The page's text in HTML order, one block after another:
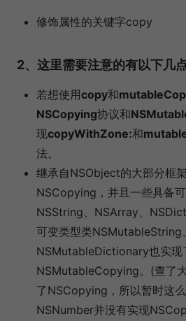
修饰属性的关键字copy
2、这里需要注意的有以下几
若想使用copy和
NSCopying协议和
现copyWithZone:和
法。
继承自NSObject的大部分框
NSCopying，并且一些具备
NSString、NSArray、
可变类型类
NSMutableDictionary也实现
NSMutableCopying。(查了
了NSCopying，所以暂时这
NSNumber并没有实现